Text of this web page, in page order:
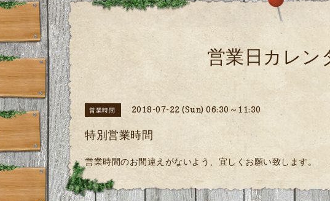
営業日カレン
営業時間 2018-07-22 (Sun) 06:30～11:30
特別営業時間
営業時間のお間違えがないよう、宜しくお願い致します。